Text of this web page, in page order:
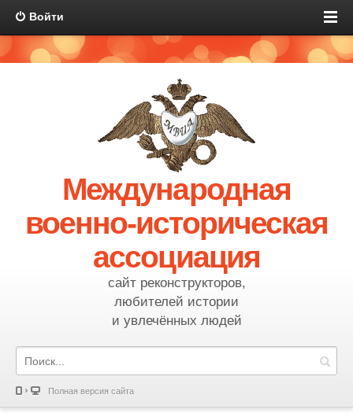
Войти
Международная
военно-историческая
ассоциация
сайт реконструкторов,
любителей истории
и увлечённых людей
Полная версия сайта